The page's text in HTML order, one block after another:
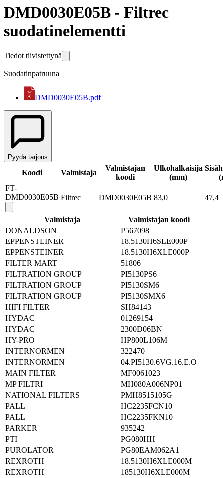
DMD0030E05B - Filtrec
suodatinelementti
Tiedot tiivistettynä
Suodatinpatruuna
DMD0030E05B.pdf
Pyydä tarjous
Koodi Valmistaja
Valmistajan
koodi
Ulkohalkaisija
(mm)
FT-
DMD0030E05B Filtrec DMD0030E05B 83,0 47,4
Valmistaja
Valmistajan koodi
DONALDSON
P567098
EPPENSTEINER
18.5130H6SLE000P
EPPENSTEINER
18.5130H6XLE000P
FILTER MART
51806
FILTRATION GROUP
PI5130PS6
FILTRATION GROUP
PI5130SM6
FILTRATION GROUP
PI5130SMX6
HIFI FILTER
SH84143
HYDAC
01269154
HYDAC
2300D06BN
HY-PRO
HP800L106M
INTERNORMEN
322470
INTERNORMEN
04.PI5130.6VG.16.E.O
MAIN FILTER
MF0061023
MP FILTRI
MH080A006NP01
NATIONAL FILTERS
PMH8515105G
PALL
HC2235FCN10
PALL
HC2235FKN10
PARKER
935242
PTI
PG080HH
PUROLATOR
PG80EAM062A1
REXROTH
18.5130H6XLE000M
REXROTH
185130H6XLE000M